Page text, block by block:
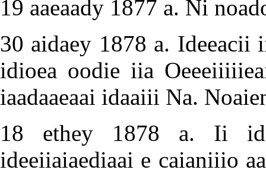
19 aaeaady 1877 a. Ni
30 aidaey 1878 a. Ideeacii
idioea oodie iia
iaadaaeaai idaaiii Na.
18 ethey 1878 a. Ii
ideeiiaiaediaai e caianiiio